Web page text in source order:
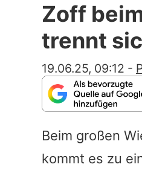
Zoff
trennt
19.06.25, 09:12 -
Beim großen
kommt es zu